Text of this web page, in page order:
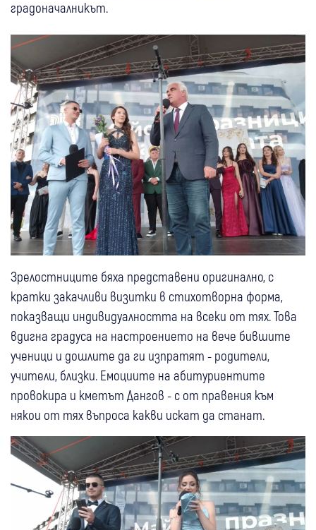
градоначалникът.
Зрелостниците бяха представени оригинално, с
кратки закачливи визитки в стихотворна форма,
показващи индивидуалността на всеки от тях. Това
вдигна градуса на настроението на вече бившите
ученици и дошлите да ги изпратят - родители,
учители, близки. Емоциите на абитуриентите
провокира и кметът Дангов - с от правения към
някои от тях въпроса какви искат да станат.